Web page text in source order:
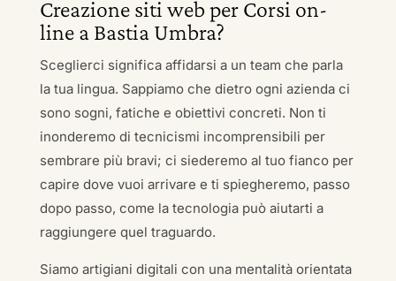
Creazione siti web per Corsi on-
line a Bastia Umbra?
Sceglierci significa affidarsi a un team che parla
la tua lingua. Sappiamo che dietro ogni azienda ci
sono sogni, fatiche e obiettivi concreti. Non ti
inonderemo di tecnicismi incomprensibili per
sembrare più bravi; ci siederemo al tuo fianco per
capire dove vuoi arrivare e ti spiegheremo, passo
dopo passo, come la tecnologia può aiutarti a
raggiungere quel traguardo.
Siamo artigiani digitali con una mentalità orientata